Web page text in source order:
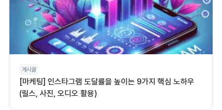
게시글
[마케팅] 인스타그램 도달률을 높이는 9가지 핵심 노하우
(릴스, 사진, 오디오 활용)